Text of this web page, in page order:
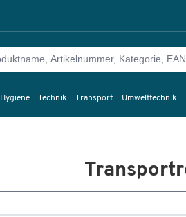
Technik Transport Umwelttechnik